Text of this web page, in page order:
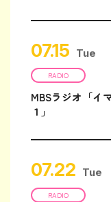
07.15 Tue
RADIO
MBSラジオ「イ
１」
07.22 Tue
RADIO